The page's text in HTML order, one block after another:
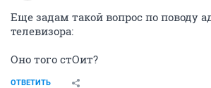
Еще задам такой вопрос по поводу
телевизора:
Оно того стОит?
ОТВЕТИТЬ